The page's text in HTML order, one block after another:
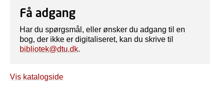
Få adgang
Har du spørgsmål, eller ønsker du adgang til en
bog, der ikke er digitaliseret, kan du skrive til
bibliotek@dtu.dk.
Vis katalogside